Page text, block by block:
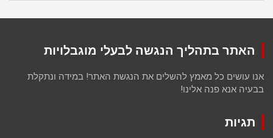
האתר בתהליך הנגשה לבעלי מוגבלויות
אנו עושים כל מאמץ להשלים את הנגשת האתר! במידה ונתקלת
בבעיה אנא פנה אלינו!
תגיות